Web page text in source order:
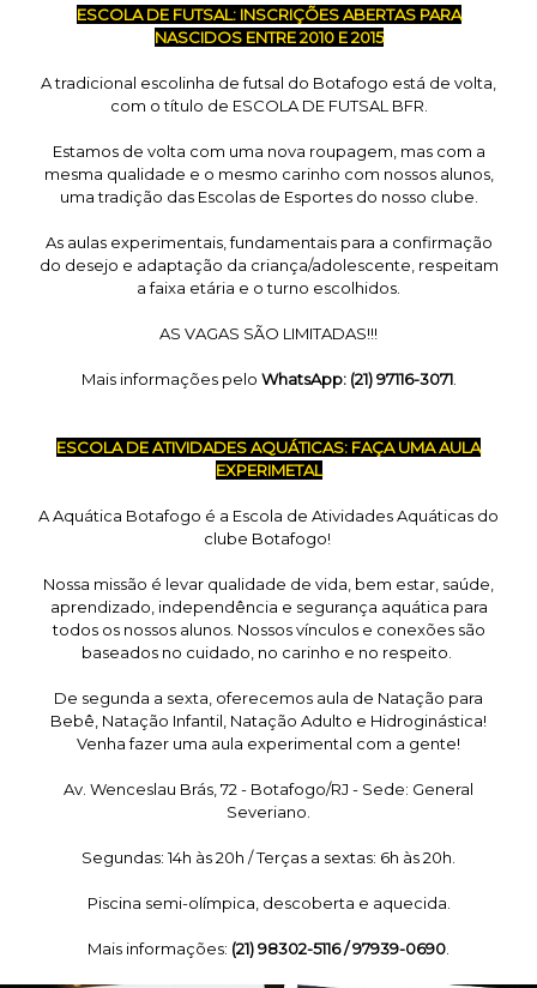
ESCOLA DE FUTSAL: INSCRIÇÕES ABERTAS PARA
NASCIDOS ENTRE 2010 E 2015
A tradicional escolinha de futsal do Botafogo está de volta,
com o título de ESCOLA DE FUTSAL BFR.
Estamos de volta com uma nova roupagem, mas com a
mesma qualidade e o mesmo carinho com nossos alunos,
uma tradição das Escolas de Esportes do nosso clube.
As aulas experimentais, fundamentais para a confirmação
do desejo e adaptação da criança/adolescente, respeitam
a faixa etária e o turno escolhidos.
AS VAGAS SÃO LIMITADAS!!!
Mais informações pelo WhatsApp: (21) 97116-3071.
ESCOLA DE ATIVIDADES AQUÁTICAS: FAÇA UMA AULA
EXPERIMETAL
A Aquática Botafogo é a Escola de Atividades Aquáticas do
clube Botafogo!
Nossa missão é levar qualidade de vida, bem estar, saúde,
aprendizado, independência e segurança aquática para
todos os nossos alunos. Nossos vínculos e conexões são
baseados no cuidado, no carinho e no respeito.
De segunda a sexta, oferecemos aula de Natação para
Bebê, Natação Infantil, Natação Adulto e Hidroginástica!
Venha fazer uma aula experimental com a gente!
Av. Wenceslau Brás, 72 - Botafogo/RJ - Sede: General
Severiano.
Segundas: 14h às 20h / Terças a sextas: 6h às 20h.
Piscina semi-olímpica, descoberta e aquecida.
Mais informações: (21) 98302-5116 / 97939-0690